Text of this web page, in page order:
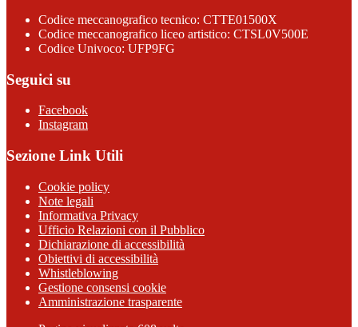
Codice meccanografico tecnico: CTTE01500X
Codice meccanografico liceo artistico: CTSL0V500E
Codice Univoco: UFP9FG
Seguici su
Facebook
Instagram
Sezione Link Utili
Cookie policy
Note legali
Informativa Privacy
Ufficio Relazioni con il Pubblico
Dichiarazione di accessibilità
Obiettivi di accessibilità
Whistleblowing
Gestione consensi cookie
Amministrazione trasparente